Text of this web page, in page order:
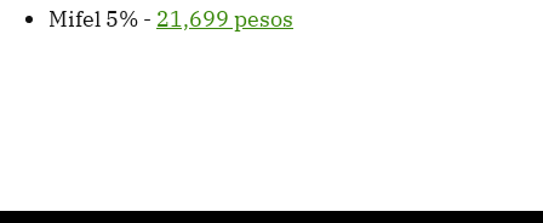
Mifel 5% - 21,699 pesos